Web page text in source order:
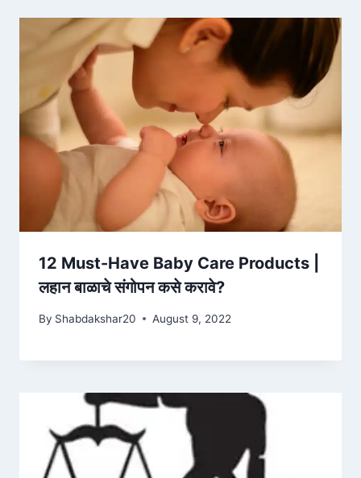
12 Must-Have Baby Care Products |
लहान बाळाचे संगोपन कसे करावे?
By Shabdakshar20 August 9, 2022